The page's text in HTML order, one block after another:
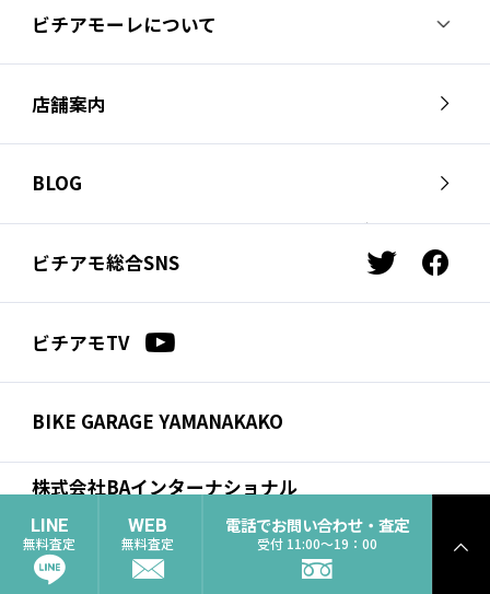
LINE
無料査定
WEB
無料査定
電話でお問い合わせ・査定
受付 11:00〜19：00 ト
ビチアモーレについて
ビチアモーレについて
スタッフ紹介
会社概要
店舗案内
芦屋店
南麻布店
サイクルジャージ店
広島店
BLOG
お知らせ
スタッフブログ
ビチアモコラム
ビチアモ総合SNS
t
w
t
f
a
b
k
ビチアモTV
BIKE GARAGE YAMANAKAKO
株式会社BAインターナショナル
コーポレートサイト
個人情報保護方
針
© 2021 BA International Inc. (Info
biciamore.jp)